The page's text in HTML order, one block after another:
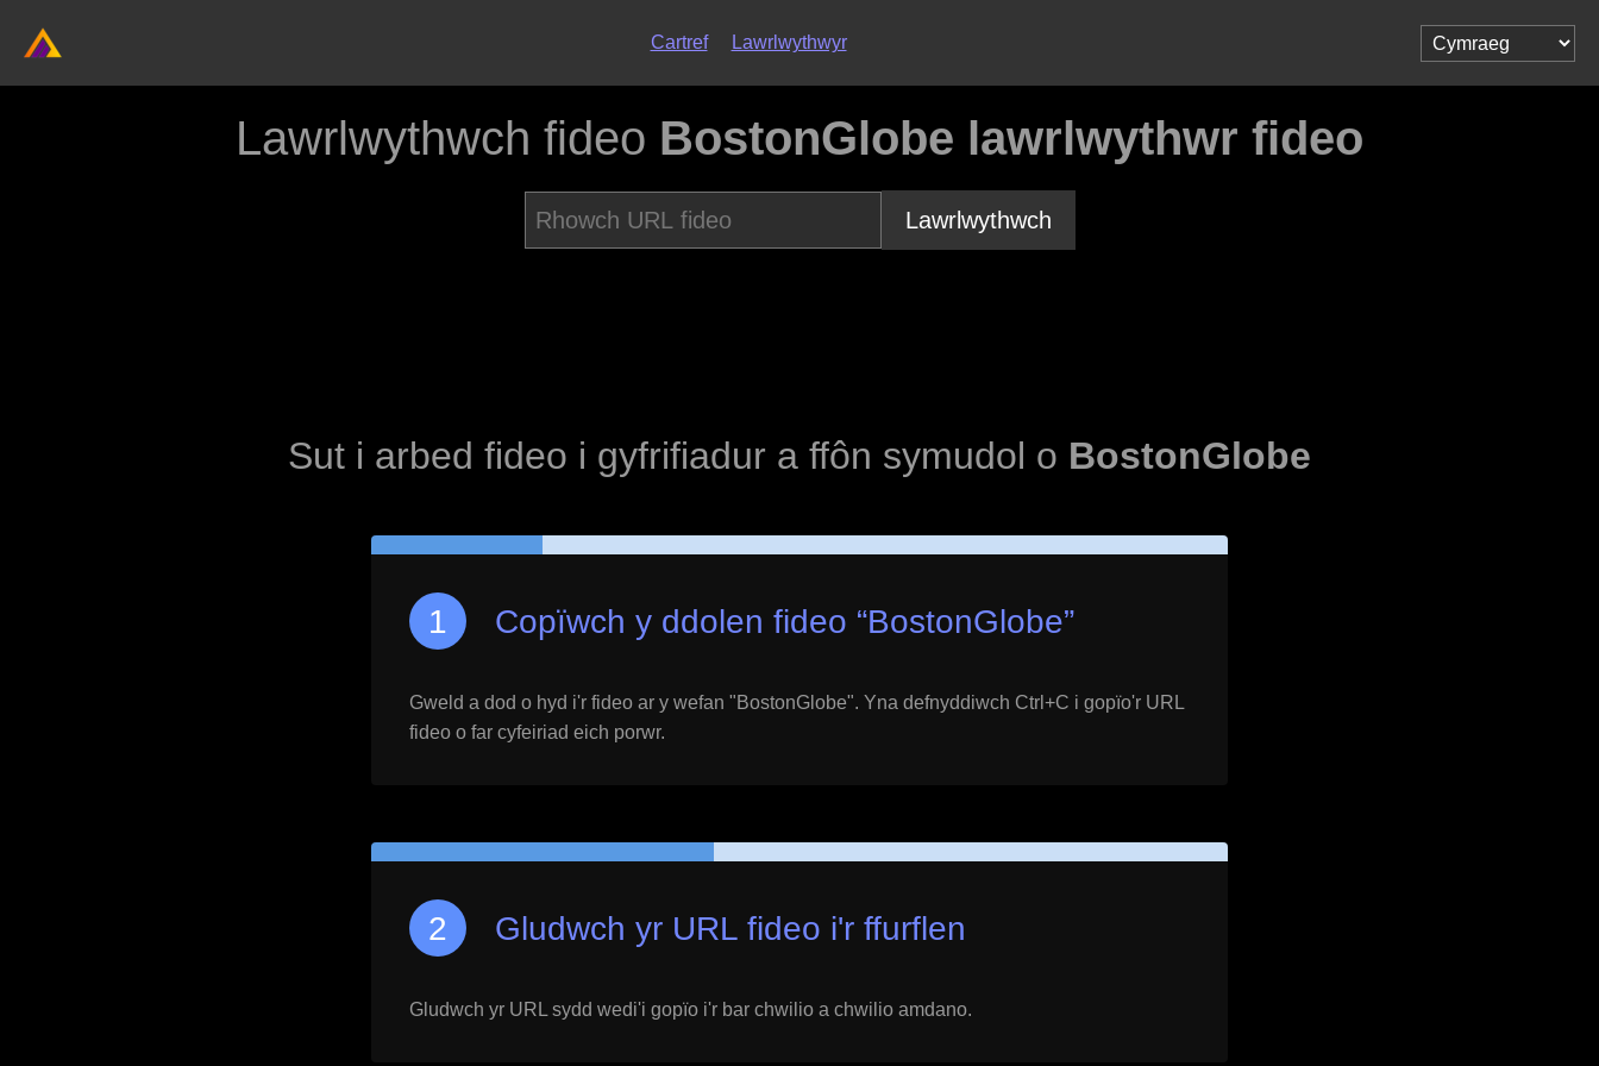
Cartref Lawrlwythwyr
Lawrlwythwch fideo BostonGlobe lawrlwythwr fideo
Lawrlwythwch
Sut i arbed fideo i gyfrifiadur a ffôn symudol o BostonGlobe
Copïwch y ddolen fideo “BostonGlobe”
Gweld a dod o hyd i'r fideo ar y wefan "BostonGlobe". Yna defnyddiwch Ctrl+C i gopïo'r URL
fideo o far cyfeiriad eich porwr.
Gludwch yr URL fideo i'r ffurflen
Gludwch yr URL sydd wedi'i gopïo i'r bar chwilio a chwilio amdano.